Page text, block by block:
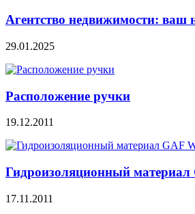
Агентство недвижимости:
29.01.2025
Расположение ручки
19.12.2011
Гидроизоляционный материал
17.11.2011